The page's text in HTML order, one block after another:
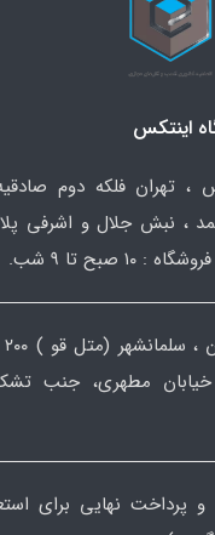
اینتکس
، تهران فلکه دوم
مطهری، جنب
پرداخت نهایی برای